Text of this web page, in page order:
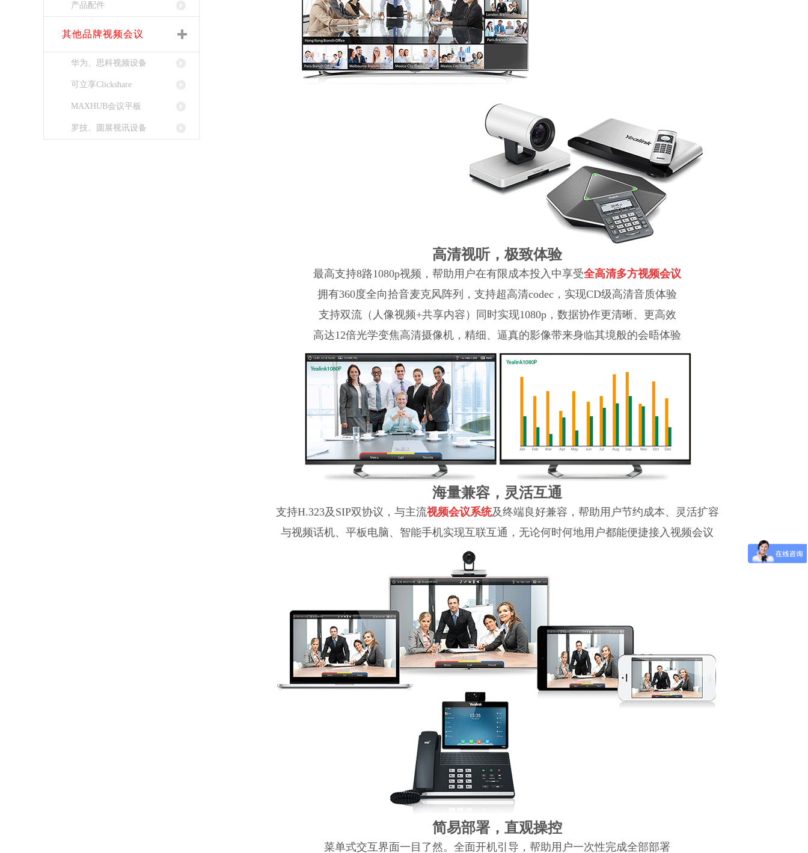
产品配件
其他品牌视频会议
华为、思科视频设备
可立享Clickshare
MAXHUB会议平板
罗技、圆展视讯设备
高清视听，极致体验
最高支持8路1080p视频，帮助用户在有限成本投入中享受全高清多方视频会议
拥有360度全向拾音麦克风阵列，支持超高清codec，实现CD级高清音质体验
支持双流（人像视频+共享内容）同时实现1080p，数据协作更清晰、更高效
高达12倍光学变焦高清摄像机，精细、逼真的影像带来身临其境般的会晤体验
海量兼容，灵活互通
支持H.323及SIP双协议，与主流视频会议系统及终端良好兼容，帮助用户节约成本、灵活扩容
与视频话机、平板电脑、智能手机实现互联互通，无论何时何地用户都能便捷接入视频会议
简易部署，直观操控
菜单式交互界面一目了然。全面开机引导，帮助用户一次性完成全部部署